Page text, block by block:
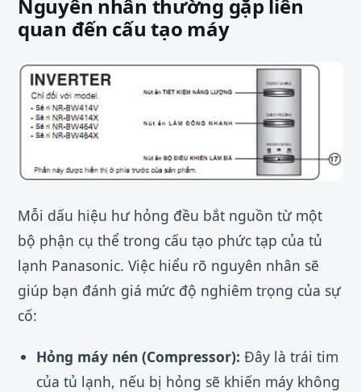
Nguyên nhân thường gặp liên
quan đến cấu tạo máy
Mỗi dấu hiệu hư hỏng đều bắt nguồn từ một
bộ phận cụ thể trong cấu tạo phức tạp của tủ
lạnh Panasonic. Việc hiểu rõ nguyên nhân sẽ
giúp bạn đánh giá mức độ nghiêm trọng của sự
cố:
Hỏng máy nén (Compressor): Đây là trái tim
của tủ lạnh, nếu bị hỏng sẽ khiến máy không